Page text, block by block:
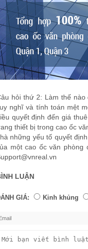
hỏi thứ 2: Làm thế
nghĩ và tính toán mệt
quyết định đến giá
thiết bị trong cao ốc
những yếu tố quyết
một cao ốc văn phòng
LUẬN
GIÁ: Kinh khủng